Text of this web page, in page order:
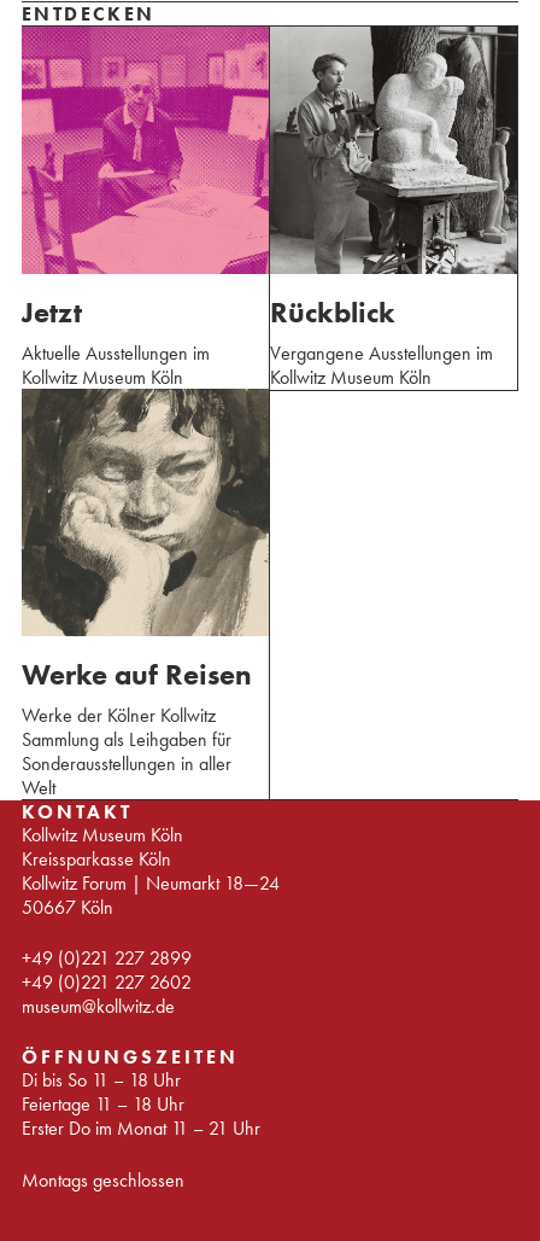
ENTDECKEN
Jetzt
Aktuelle Ausstellungen im
Kollwitz Museum Köln
Rückblick
Vergangene Ausstellungen im
Kollwitz Museum Köln
Werke auf Reisen
Werke der Kölner Kollwitz
Sammlung als Leihgaben für
Sonderausstellungen in aller
Welt
KONTAKT
Kollwitz Museum Köln
Kreissparkasse Köln
Kollwitz Forum | Neumarkt 18—24
50667 Köln
+49 (0)221 227 2899
+49 (0)221 227 2602
museum@kollwitz.de
ÖFFNUNGSZEITEN
Di bis So 11 – 18 Uhr
Feiertage 11 – 18 Uhr
Erster Do im Monat 11 – 21 Uhr
Montags geschlossen